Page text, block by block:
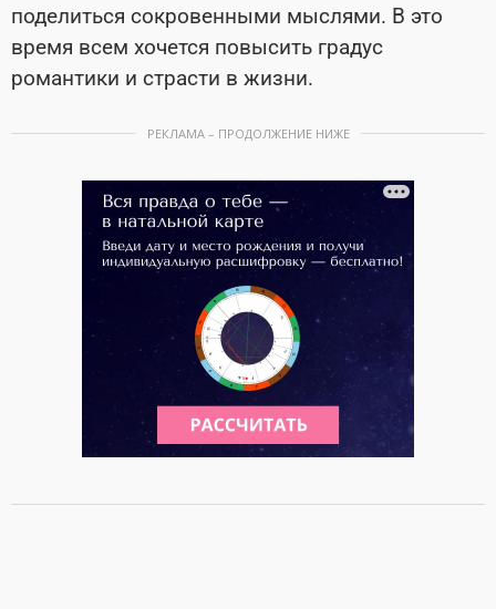
поделиться сокровенными мыслями. В это
время всем хочется повысить градус
романтики и страсти в жизни.
РЕКЛАМА – ПРОДОЛЖЕНИЕ НИЖЕ